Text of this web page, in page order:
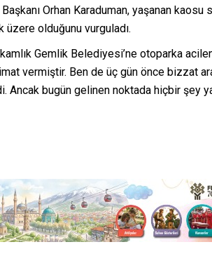
Orhan Karaduman, yaşanan kaosu
üzere olduğunu vurguladı.
Gemlik Belediyesi’ne otoparka
vermiştir. Ben de üç gün önce bizzat
Ancak bugün gelinen noktada hiçbir şey